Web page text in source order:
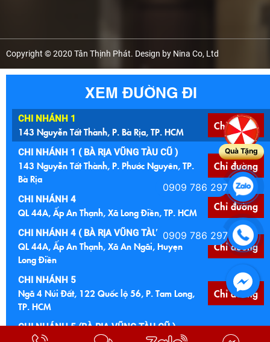
Copyright © 2020 Tân Thịnh Phát. Design by Nina Co, Ltd
XEM ĐƯỜNG ĐI
CHI NHÁNH 1
143 Nguyễn Tất Thành, P. Bà Rịa, TP. HCM Chỉ đường
CHI NHÁNH 1 ( BÀ RỊA VŨNG TÀU CŨ )
143 Nguyễn Tất Thành, P. Phước Nguyên, TP.
Bà Rịa
Chỉ đường
CHI NHÁNH 4
QL 44A, Ấp An Thạnh, Xã Long Điền, TP. HCM Chỉ đường
CHI NHÁNH 4 ( BÀ RỊA VŨNG TÀU )
QL 44A, Ấp An Thạnh, Xã An Ngãi, Huyện
Long Điền
Chỉ đường
CHI NHÁNH 5
Ngã 4 Núi Đất, 122 Quốc lộ 56, P. Tam Long,
TP. HCM
Chỉ đường
CHI NHÁNH 5 (BÀ RỊA VŨNG TÀU CŨ )
Quà Tặng
0909 786 297
0909 786 297